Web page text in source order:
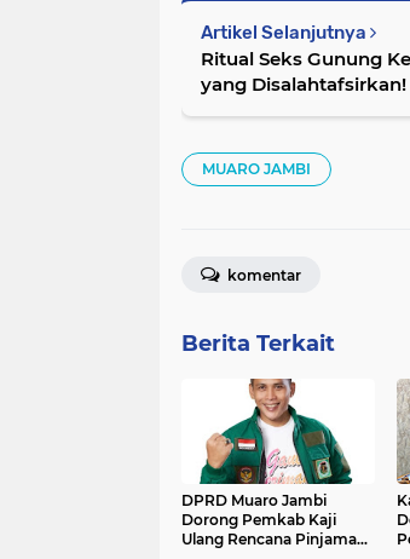
Artikel Selanjutnya
Ritual Seks Gunung
yang Disalahtafsirkan!
MUARO JAMBI
komentar
Berita Terkait
DPRD Muaro Jambi
Dorong Pemkab Kaji
Ulang Rencana Pinjaman